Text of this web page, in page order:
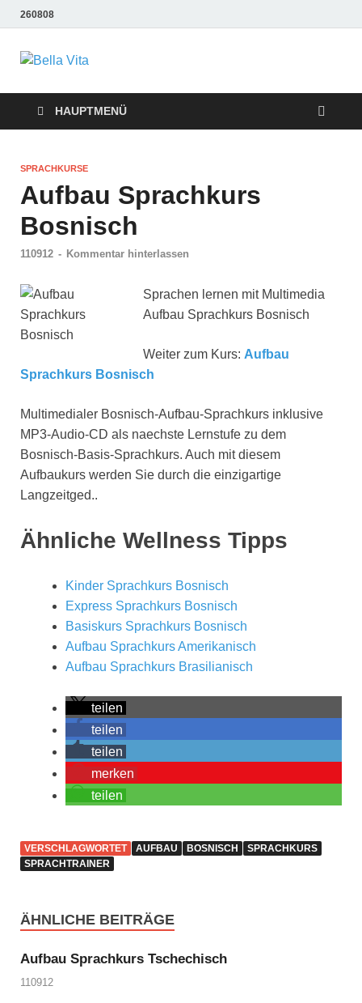
260808
Bella Vita
Wellness Fitness
Tipps
HAUPTMENÜ
SPRACHKURSE
Aufbau Sprachkurs
Bosnisch
110912 - Kommentar hinterlassen
Sprachen lernen mit Multimedia
Aufbau Sprachkurs Bosnisch
Weiter zum Kurs: Aufbau
Sprachkurs Bosnisch
Multimedialer Bosnisch-Aufbau-Sprachkurs inklusive
MP3-Audio-CD als naechste Lernstufe zu dem
Bosnisch-Basis-Sprachkurs. Auch mit diesem
Aufbaukurs werden Sie durch die einzigartige
Langzeitged..
Ähnliche Wellness Tipps
Kinder Sprachkurs Bosnisch
Express Sprachkurs Bosnisch
Basiskurs Sprachkurs Bosnisch
Aufbau Sprachkurs Amerikanisch
Aufbau Sprachkurs Brasilianisch
teilen
teilen
teilen
merken
teilen
VERSCHLAGWORTET AUFBAU BOSNISCH
SPRACHKURS
SPRACHTRAINER
ÄHNLICHE BEITRÄGE
Aufbau Sprachkurs Tschechisch
110912